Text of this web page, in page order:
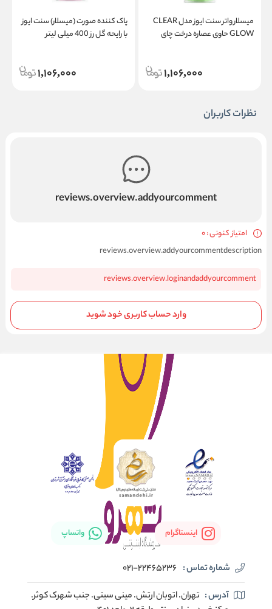
میسلار واتر سنت ایوز مدل CLEAR
GLOW حاوی عصاره درخت چای
1,106,000
پاک کننده صورت (میسلار) سنت ایوز
با رایحه گل رز 400 میلی لیتر
1,106,000
نظرات کاربران
reviews.overview.addyourcomment
امتیاز کنونی : 0
reviews.overview.addyourcommentdescription
reviews.overview.loginandaddyourcomment
وارد حساب کاربری خود شوید
اینستاگرام واتساپ
شماره تماس : 021-22465236
آدرس : تهران. اتوبان ارتش. مینی سیتی. جنب شهرک کوثر.